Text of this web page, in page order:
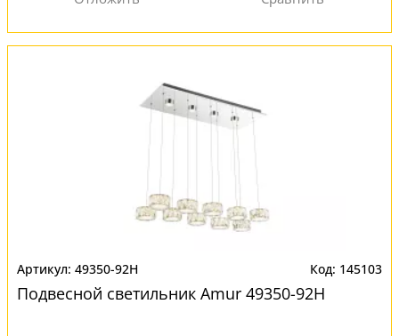
49350-92H 145103
Подвесной светильник Amur 49350-92H